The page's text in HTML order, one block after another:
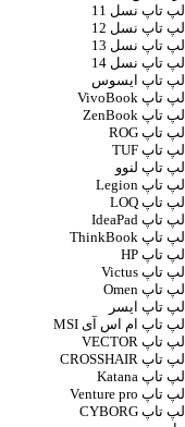
لپ تاپ نسل 11
لپ تاپ نسل 12
لپ تاپ نسل 13
لپ تاپ نسل 14
لپ تاپ ایسوس
لپ تاپ VivoBook
لپ تاپ ZenBook
لپ تاپ ROG
لپ تاپ TUF
لپ تاپ لنوو
لپ تاپ Legion
لپ تاپ LOQ
لپ تاپ IdeaPad
لپ تاپ ThinkBook
لپ تاپ HP
لپ تاپ Victus
لپ تاپ Omen
لپ تاپ ایسر
لپ تاپ ام اس آی MSI
لپ تاپ VECTOR
لپ تاپ CROSSHAIR
لپ تاپ Katana
لپ تاپ Venture pro
لپ تاپ CYBORG